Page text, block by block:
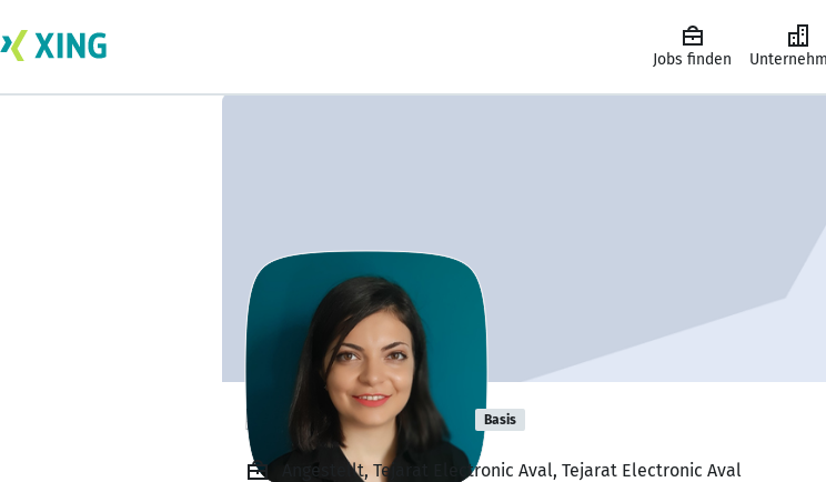
Jobs finden
NEGIN Alidoosti Basis
Angestellt, Tejarat Electronic Aval, Tejarat Electronic Aval